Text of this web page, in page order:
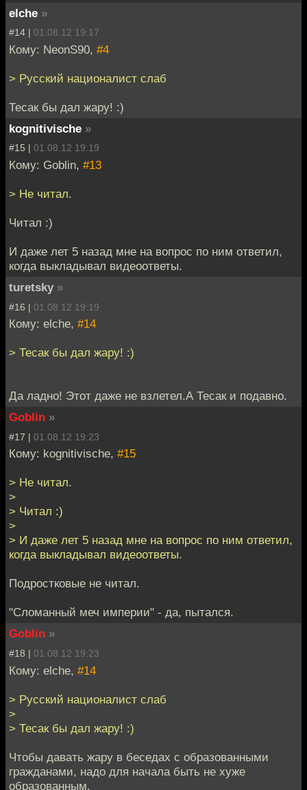
elche »
#14 | 01.08.12 19:17
Кому: NeonS90, #4
> Русский националист слаб
Тесак бы дал жару! :)
kognitivische »
#15 | 01.08.12 19:19
Кому: Goblin, #13
> Не читал.
Читал :)
И даже лет 5 назад мне на вопрос по ним ответил,
когда выкладывал видеоответы.
turetsky »
#16 | 01.08.12 19:19
Кому: elche, #14
> Тесак бы дал жару! :)
Да ладно! Этот даже не взлетел.А Тесак и подавно.
Goblin »
#17 | 01.08.12 19:23
Кому: kognitivische, #15
> Не читал.
>
> Читал :)
>
> И даже лет 5 назад мне на вопрос по ним ответил,
когда выкладывал видеоответы.
Подростковые не читал.
"Сломанный меч империи" - да, пытался.
Goblin »
#18 | 01.08.12 19:23
Кому: elche, #14
> Русский националист слаб
>
> Тесак бы дал жару! :)
Чтобы давать жару в беседах с образованными
гражданами, надо для начала быть не хуже
образованным.